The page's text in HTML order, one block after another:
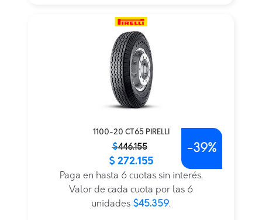
1100-20 CT65 PIRELLI
$446.155
original
actual
$ 272.155
Paga en hasta 6 cuotas sin interés.
Valor de cada cuota por las 6
unidades $45.359.
-39%